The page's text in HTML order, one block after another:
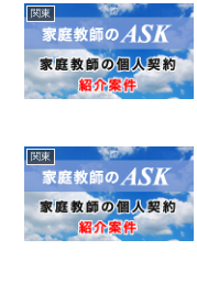
関東
関東